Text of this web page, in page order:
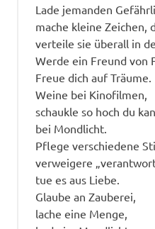
Lade jemanden
mache kleine Zeichen,
verteile sie überall in
Werde ein Freund von
Freue dich auf Träume.
Weine bei Kinofilmen,
schaukle so hoch du
bei Mondlicht.
Pflege verschiedene
verweigere
tue es aus Liebe.
Glaube an Zauberei,
lache eine Menge,